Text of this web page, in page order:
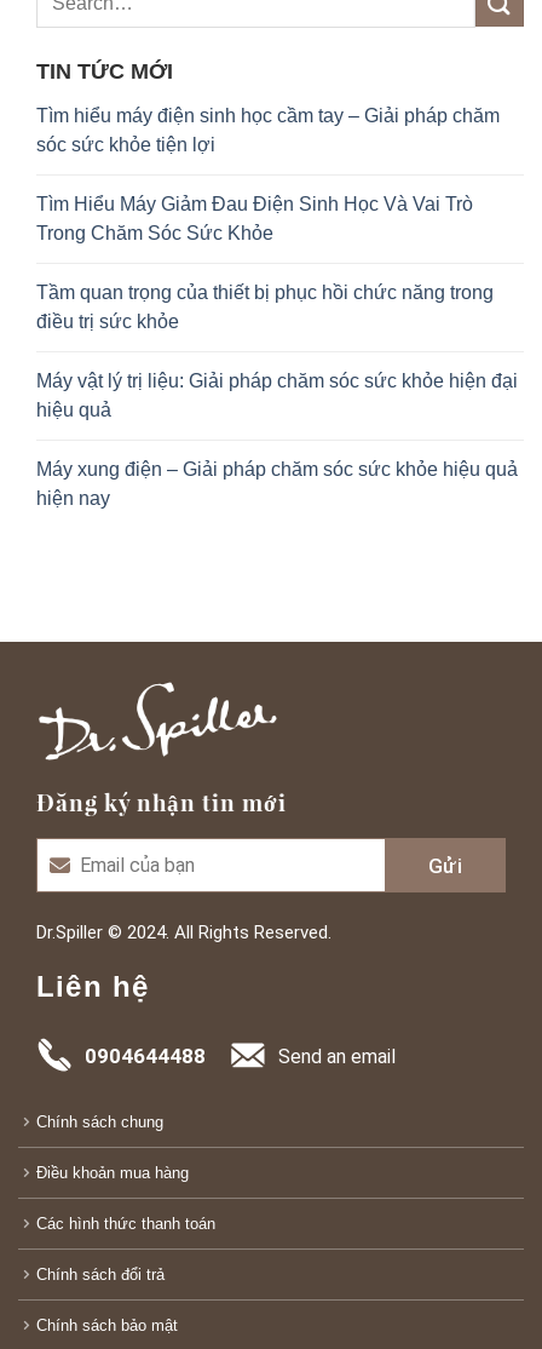
TIN TỨC MỚI
Tìm hiểu máy điện sinh học cầm tay – Giải pháp chăm
sóc sức khỏe tiện lợi
Tìm Hiểu Máy Giảm Đau Điện Sinh Học Và Vai Trò
Trong Chăm Sóc Sức Khỏe
Tầm quan trọng của thiết bị phục hồi chức năng trong
điều trị sức khỏe
Máy vật lý trị liệu: Giải pháp chăm sóc sức khỏe hiện đại
hiệu quả
Máy xung điện – Giải pháp chăm sóc sức khỏe hiệu quả
hiện nay
Đăng ký nhận tin mới
Dr.Spiller © 2024. All Rights Reserved.
Liên hệ
0904644488 Send an email
Chính sách chung
Điều khoản mua hàng
Các hình thức thanh toán
Chính sách đổi trả
Chính sách bảo mật